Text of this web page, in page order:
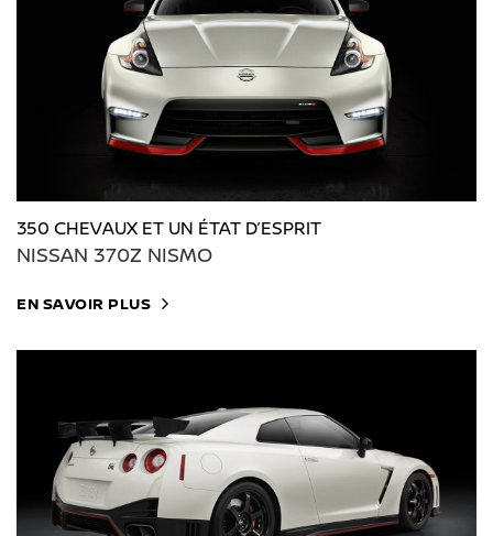
350 CHEVAUX ET UN ÉTAT D’ESPRIT
NISSAN 370Z NISMO
EN SAVOIR PLUS